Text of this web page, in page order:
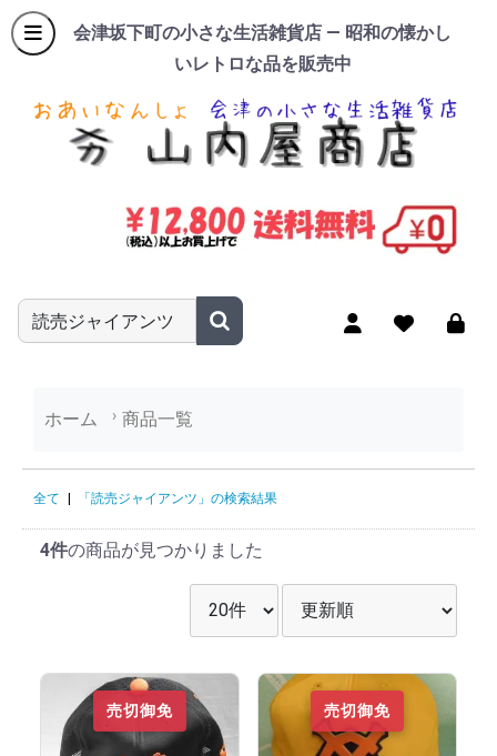
会津坂下町の小さな生活雑貨店 — 昭和の懐かし
いレトロな品を販売中
商品名やキーワードを入力
ホーム 商品一覧
「読売ジャイアンツ」の検索結果
全て 「読売ジャイアンツ」の検索結果
4件の商品が見つかりました
並び順を選択
売切御免 売切御免